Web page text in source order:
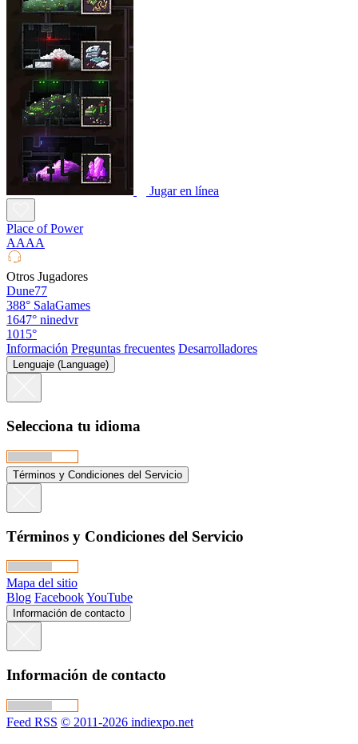
Jugar en línea
Place of Power
AAAA
Otros Jugadores
Dune77
388° SalaGames
1647° ninedvr
1015°
Información Preguntas frecuentes Desarrolladores
Lenguaje (Language)
Selecciona tu idioma
Términos y Condiciones del Servicio
Términos y Condiciones del Servicio
Mapa del sitio
Blog FacebookYouTube
Información de contacto
Información de contacto
Feed RSS © 2011-2026 indiexpo.net